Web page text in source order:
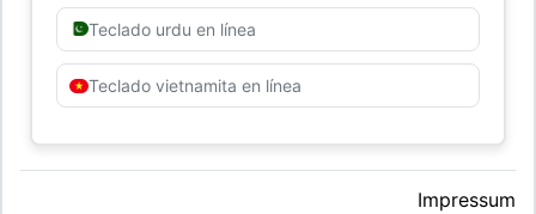
Teclado urdu en línea
Teclado vietnamita en línea
Impressum